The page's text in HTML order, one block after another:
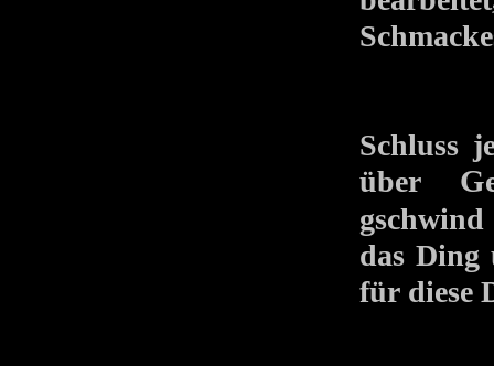
Schluss
über
das Ding
für diese